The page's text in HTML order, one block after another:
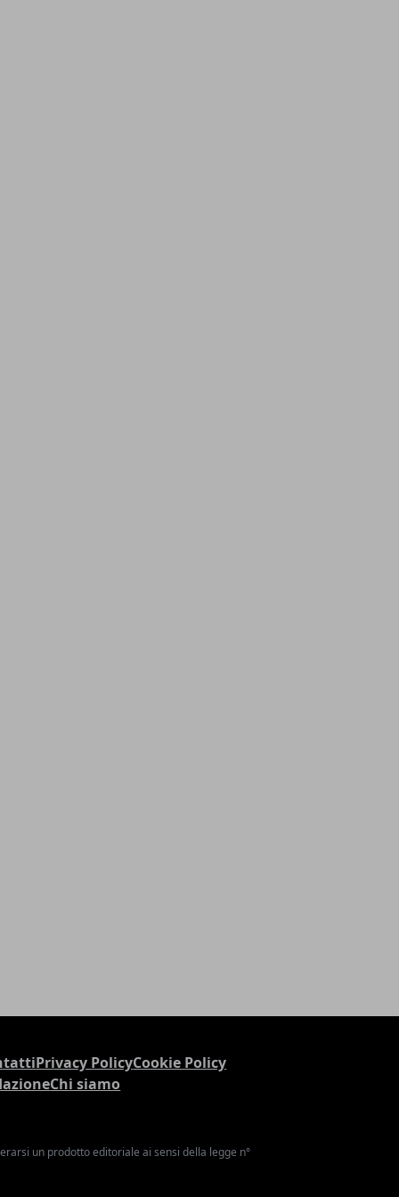
Privacy PolicyCookie Policy
Chi siamo
un prodotto editoriale ai sensi della legge n°